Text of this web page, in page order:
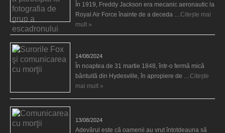
În 1919, Freddy Jackson era mecanic aeronautic la
Royal Air Force înainte de a deceda … Citește mai
mult »
14/08/2024
În noaptea de 31 martie 1848, într-o fermă mică
bântuită din Hydesville, în apropiere de … Citește
mai mult »
13/08/2024
Adevărul este că oamenii au vrut întotdeauna să